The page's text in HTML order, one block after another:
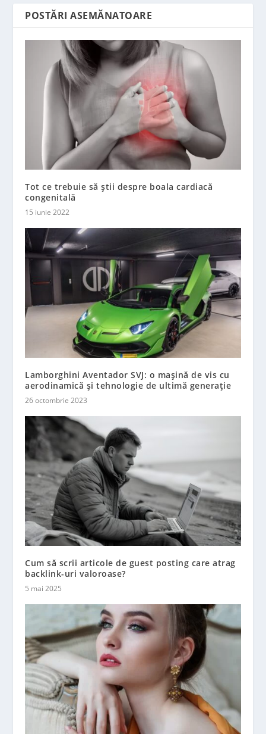
POSTĂRI ASEMĂNATOARE
Tot ce trebuie să știi despre boala cardiacă
congenitală
15 iunie 2022
Lamborghini Aventador SVJ: o mașină de vis cu
aerodinamică și tehnologie de ultimă generație
26 octombrie 2023
Cum să scrii articole de guest posting care atrag
backlink-uri valoroase?
5 mai 2025